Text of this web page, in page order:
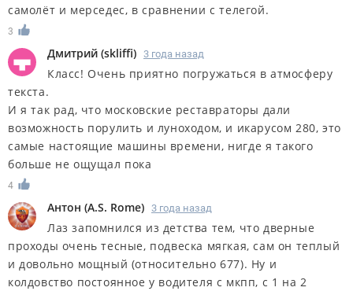
самолёт и мерседес, в сравнении с телегой.
3
Дмитрий (skliffi) 3 года назад
Класс! Очень приятно погружаться в атмосферу
текста.
И я так рад, что московские реставраторы дали
возможность порулить и луноходом, и икарусом 280, это
самые настоящие машины времени, нигде я такого
больше не ощущал пока
4
Антон (A.S. Rome) 3 года назад
Лаз запомнился из детства тем, что дверные
проходы очень тесные, подвеска мягкая, сам он теплый
и довольно мощный (относительно 677). Ну и
колдовство постоянное у водителя с мкпп, с 1 на 2